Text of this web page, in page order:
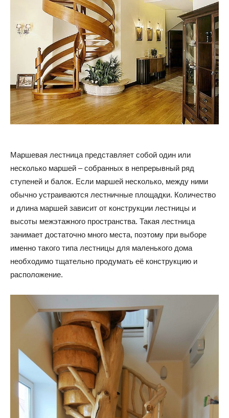
Маршевая лестница представляет собой один или
несколько маршей – собранных в непрерывный ряд
ступеней и балок. Если маршей несколько, между ними
обычно устраиваются лестничные площадки. Количество
и длина маршей зависит от конструкции лестницы и
высоты межэтажного пространства. Такая лестница
занимает достаточно много места, поэтому при выборе
именно такого типа лестницы для маленького дома
необходимо тщательно продумать её конструкцию и
расположение.